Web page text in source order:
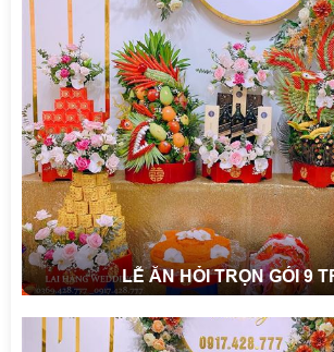
LỄ ĂN HỎI TRỌN GÓI 9